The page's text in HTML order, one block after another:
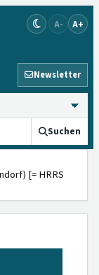
A- A+
Newsletter
Suchen
[= HRRS